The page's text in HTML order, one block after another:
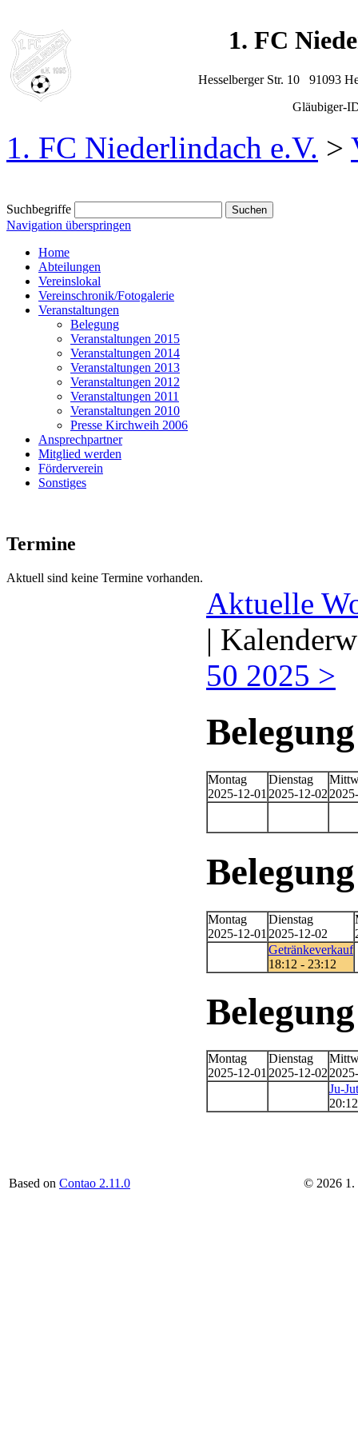
1. FC
Hesselberger Str. 10 91093
Gläubiger-
1. FC Niederlindach e.V. >
Suchbegriffe
Navigation überspringen
Home
Abteilungen
Vereinslokal
Vereinschronik/Fotogalerie
Veranstaltungen
Belegung
Veranstaltungen 2015
Veranstaltungen 2014
Veranstaltungen 2013
Veranstaltungen 2012
Veranstaltungen 2011
Veranstaltungen 2010
Presse Kirchweih 2006
Ansprechpartner
Mitglied werden
Förderverein
Sonstiges
Termine
Aktuell sind keine Termine vorhanden.
Aktuelle
|
50 2025 >
Montag
2025-12-01
Dienstag
2025-12-02
Montag
2025-12-01
Dienstag
2025-12-02
Getränkeverkauf
18:12 - 23:12
Montag
2025-12-01
Dienstag
2025-12-02
Ju-
Based on Contao 2.11.0 © 2026